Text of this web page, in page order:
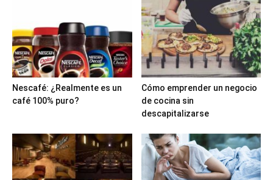
Nescafé: ¿Realmente es un
café 100% puro?
Cómo emprender un negocio
de cocina sin
descapitalizarse